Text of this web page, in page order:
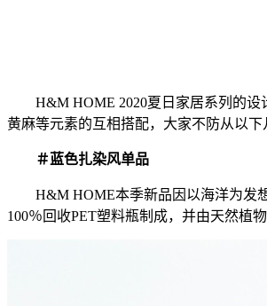
H&M HOME 2020夏日家居系列的设
黄麻等元素的互相搭配，大家不防从以
＃蓝色扎染风单品
H&M HOME本季新品因以海洋为发想
100％回收PET塑料瓶制成，并由天然植物